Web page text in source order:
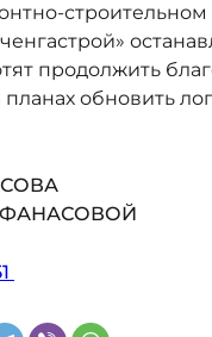
строительном
продолжить
обновить